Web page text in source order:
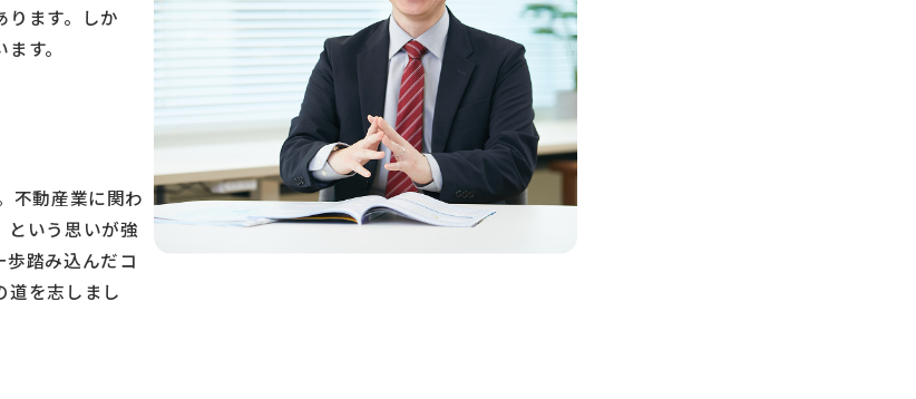
ります。しか
す。
不動産業に関わ
という思いが強
踏み込んだコ
道を志しまし